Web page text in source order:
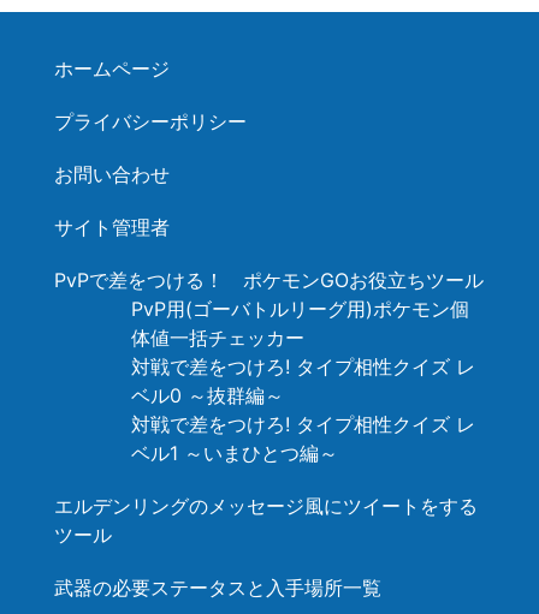
ホームページ
プライバシーポリシー
お問い合わせ
サイト管理者
PvPで差をつける！ ポケモンGOお役立ちツール
PvP用(ゴーバトルリーグ用)ポケモン個
体値一括チェッカー
対戦で差をつけろ! タイプ相性クイズ レ
ベル0 ～抜群編～
対戦で差をつけろ! タイプ相性クイズ レ
ベル1 ～いまひとつ編～
エルデンリングのメッセージ風にツイートをする
ツール
武器の必要ステータスと入手場所一覧